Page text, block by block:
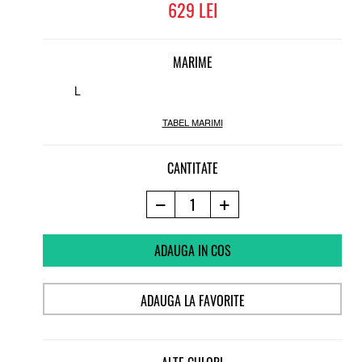
629
MARIME
L
TABEL MARIMI
CANTITATE
ADAUGA IN COS
ADAUGA LA FAVORITE